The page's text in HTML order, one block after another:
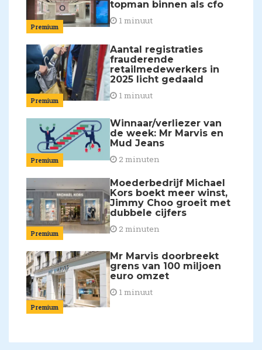
Premium
topman binnen als cfo
1 minuut
Premium
Aantal registraties
frauderende
retailmedewerkers in
2025 licht gedaald
1 minuut
Premium
Winnaar/verliezer van
de week: Mr Marvis en
Mud Jeans
2 minuten
Premium
Moederbedrijf Michael
Kors boekt meer winst,
Jimmy Choo groeit met
dubbele cijfers
2 minuten
Premium
Mr Marvis doorbreekt
grens van 100 miljoen
euro omzet
1 minuut